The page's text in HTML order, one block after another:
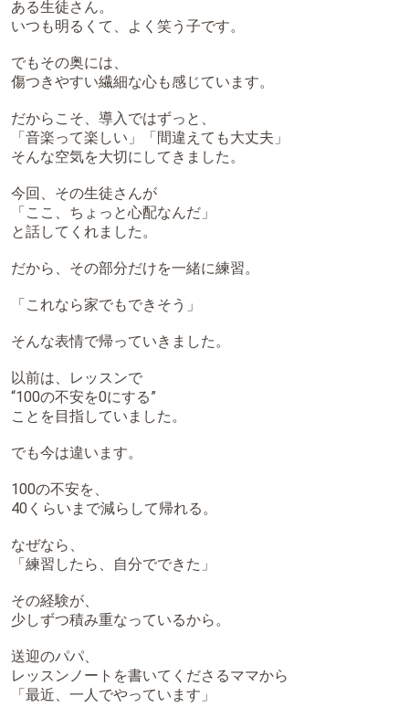
ある生徒さん。
いつも明るくて、よく笑う子です。
でもその奥には、
傷つきやすい繊細な心も感じています。
だからこそ、導入ではずっと、
「音楽って楽しい」「間違えても大丈夫」
そんな空気を大切にしてきました。
今回、その生徒さんが
「ここ、ちょっと心配なんだ」
と話してくれました。
だから、その部分だけを一緒に練習。
「これなら家でもできそう」
そんな表情で帰っていきました。
以前は、レッスンで
“100の不安を0にする”
ことを目指していました。
でも今は違います。
100の不安を、
40くらいまで減らして帰れる。
なぜなら、
「練習したら、自分でできた」
その経験が、
少しずつ積み重なっているから。
送迎のパパ、
レッスンノートを書いてくださるママから
「最近、一人でやっています」